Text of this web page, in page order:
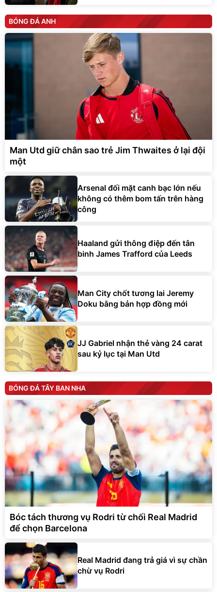
BÓNG ĐÁ ANH
Man Utd giữ chân sao trẻ Jim Thwaites ở lại đội
một
Arsenal đối mặt canh bạc lớn nếu
không có thêm bom tấn trên hàng
công
Haaland gửi thông điệp đến tân
binh James Trafford của Leeds
Man City chốt tương lai Jeremy
Doku bằng bản hợp đồng mới
JJ Gabriel nhận thẻ vàng 24 carat
sau kỷ lục tại Man Utd
BÓNG ĐÁ TÂY BAN NHA
Bóc tách thương vụ Rodri từ chối Real Madrid
để chọn Barcelona
Real Madrid đang trả giá vì sự chần
chừ vụ Rodri